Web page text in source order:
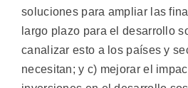
soluciones para ampliar las
largo plazo para el desarrollo
canalizar esto a los países y
necesitan; y c) mejorar el